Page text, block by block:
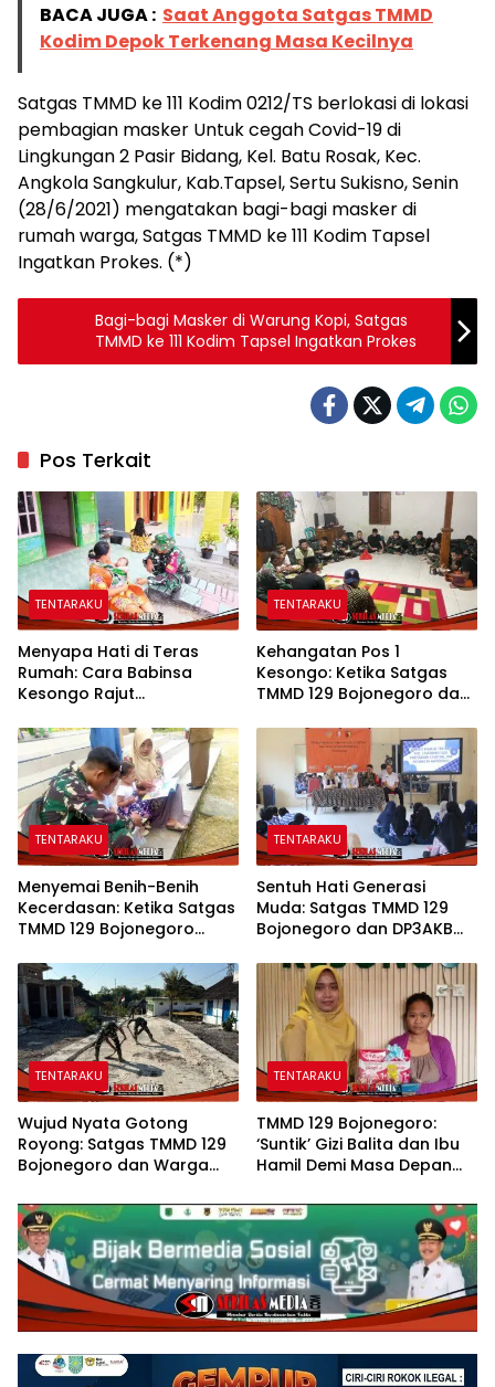
BACA JUGA : Saat Anggota Satgas TMMD
Kodim Depok Terkenang Masa Kecilnya
Satgas TMMD ke 111 Kodim 0212/TS berlokasi di lokasi
pembagian masker Untuk cegah Covid-19 di
Lingkungan 2 Pasir Bidang, Kel. Batu Rosak, Kec.
Angkola Sangkulur, Kab.Tapsel, Sertu Sukisno, Senin
(28/6/2021) mengatakan bagi-bagi masker di
rumah warga, Satgas TMMD ke 111 Kodim Tapsel
Ingatkan Prokes. (*)
Bagi-bagi Masker di Warung Kopi, Satgas
TMMD ke 111 Kodim Tapsel Ingatkan Prokes
Pos Terkait
TENTARAKU
Menyapa Hati di Teras
Rumah: Cara Babinsa
Kesongo Rajut
Bojonegoro
TENTARAKU
Kehangatan Pos 1
Kesongo: Ketika Satgas
TMMD 129 Bojonegoro dan
Sekat
TENTARAKU
Menyemai Benih-Benih
Kecerdasan: Ketika Satgas
TMMD 129 Bojonegoro
Anak-Anak Kesongo
TENTARAKU
Sentuh Hati Generasi
Muda: Satgas TMMD 129
Bojonegoro dan DP3AKB
Kesehatan Reproduksi di
Kesongo
TENTARAKU
Wujud Nyata Gotong
Royong: Satgas TMMD 129
Bojonegoro dan Warga
Drainase demi Keawetan
Jalan Desa
TENTARAKU
TMMD 129 Bojonegoro:
‘Suntik’ Gizi Balita dan Ibu
Hamil Demi Masa Depan